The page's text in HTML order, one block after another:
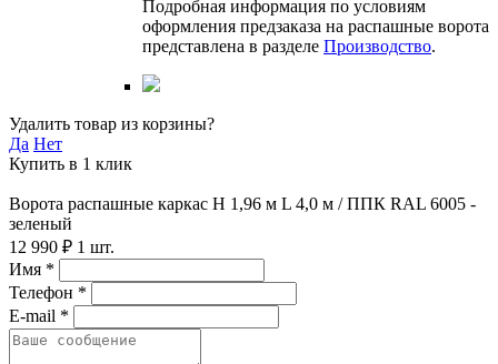
Подробная информация по условиям
оформления предзаказа на распашные ворота
представлена в разделе Производство.
Удалить товар из корзины?
Да Нет
Купить в 1 клик
Ворота распашные каркас Н 1,96 м L 4,0 м / ППК RAL 6005 -
зеленый
12 990 ₽ 1 шт.
Имя *
Телефон *
E-mail *